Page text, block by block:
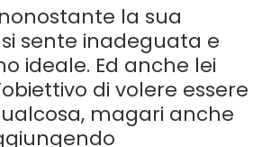
la sua
sente inadeguata e
ideale. Ed anche lei
di volere essere
magari anche